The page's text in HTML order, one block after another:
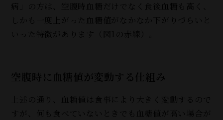
病」の方は、空腹時血糖だけでなく食後血糖も高く、
しかも一度上がった血糖値がなかなか下がりづらいと
いった特徴があります（図1の赤線）。
空腹時に血糖値が変動する仕組み
上述の通り、血糖値は食事により大きく変動するので
すが、何も食べていないときでも血糖値が高い場合が